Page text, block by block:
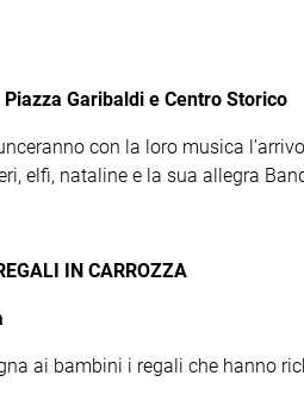
Garibaldi e Centro Storico
con la loro musica
elfi, nataline e la sua allegra
IN CARROZZA
ai bambini i regali che hanno